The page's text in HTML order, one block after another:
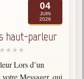
04
JUIN
2026
haut-parleur
Lors d’un